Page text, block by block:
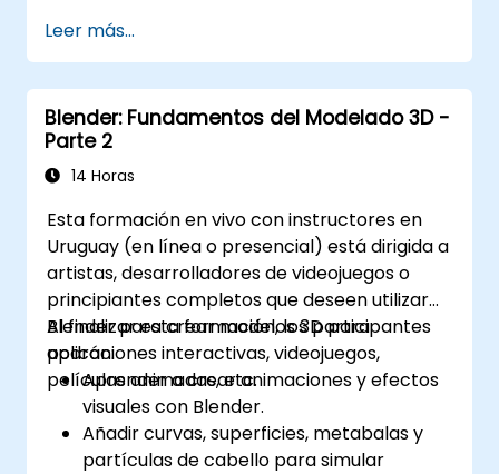
Explorar y comprender la biblioteca bpy.
Leer más...
Blender: Fundamentos del Modelado 3D -
Parte 2
14 Horas
Esta formación en vivo con instructores en
Uruguay (en línea o presencial) está dirigida a
artistas, desarrolladores de videojuegos o
principiantes completos que deseen utilizar
Blender para crear modelos 3D para
aplicaciones interactivas, videojuegos,
películas animadas, etc.
Al finalizar esta formación, los participantes
podrán:
Aprender a crear animaciones y efectos
visuales con Blender.
Añadir curvas, superficies, metabalas y
partículas de cabello para simular